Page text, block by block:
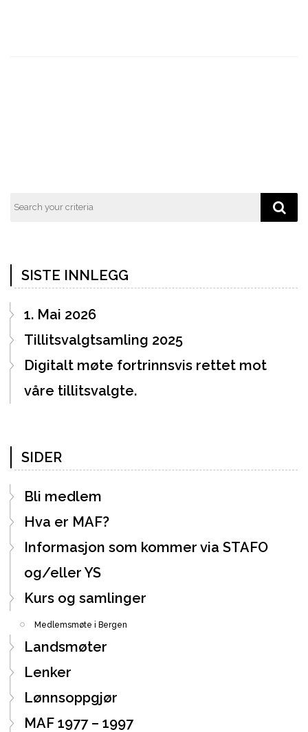
SISTE INNLEGG
1. Mai 2026
Tillitsvalgtsamling 2025
Digitalt møte fortrinnsvis rettet mot
våre tillitsvalgte.
SIDER
Bli medlem
Hva er MAF?
Informasjon som kommer via STAFO
og/eller YS
Kurs og samlinger
Medlemsmøte i Bergen
Landsmøter
Lenker
Lønnsoppgjør
MAF 1977 – 1997